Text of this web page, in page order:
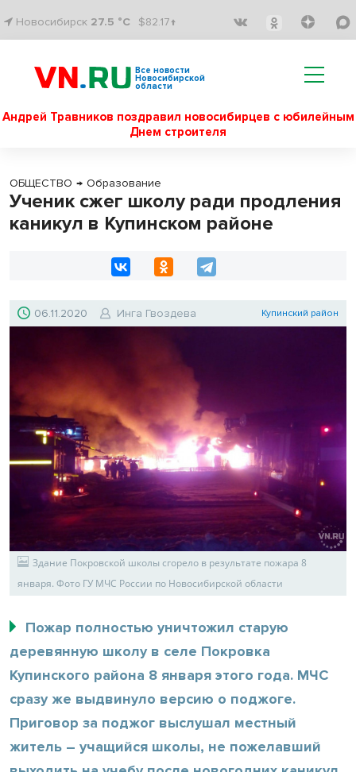
Новосибирск 27.5 °C $82.17↑
Все новости
Новосибирской
области
Андрей Травников поздравил новосибирцев с юбилейным
Днем строителя
ОБЩЕСТВО → Образование
Ученик сжег школу ради продления
каникул в Купинском районе
06.11.2020 Инга Гвоздева Купинский район
Здание Покровской школы сгорело в результате пожара 8
января. Фото ГУ МЧС России по Новосибирской области
Пожар полностью уничтожил старую
деревянную школу в селе Покровка
Купинского района 8 января этого года. МЧС
сразу же выдвинуло версию о поджоге.
Приговор за поджог выслушал местный
житель – учащийся школы, не пожелавший